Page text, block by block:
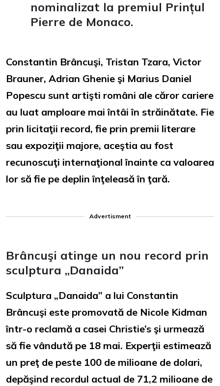
nominalizat la premiul Prințul
Pierre de Monaco.
Constantin Brâncuşi, Tristan Tzara, Victor
Brauner, Adrian Ghenie şi Marius Daniel
Popescu sunt artişti români ale căror cariere
au luat amploare mai întâi în străinătate. Fie
prin licitaţii record, fie prin premii literare
sau expoziţii majore, aceştia au fost
recunoscuţi internaţional înainte ca valoarea
lor să fie pe deplin înţeleasă în ţară.
Advertisment
Brâncuşi atinge un nou record prin
sculptura „Danaida”
Sculptura „Danaida” a lui Constantin
Brâncuşi este promovată de Nicole Kidman
într-o reclamă a casei Christie’s şi urmează
să fie vândută pe 18 mai. Experţii estimează
un preţ de peste 100 de milioane de dolari,
depăşind recordul actual de 71,2 milioane de